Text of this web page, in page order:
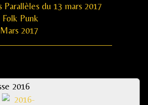
du 13 mars 2017
Punk
2017
2016